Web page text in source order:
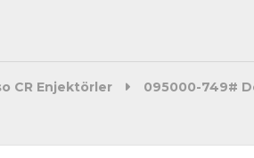
CR Enjektörler 095000-749#